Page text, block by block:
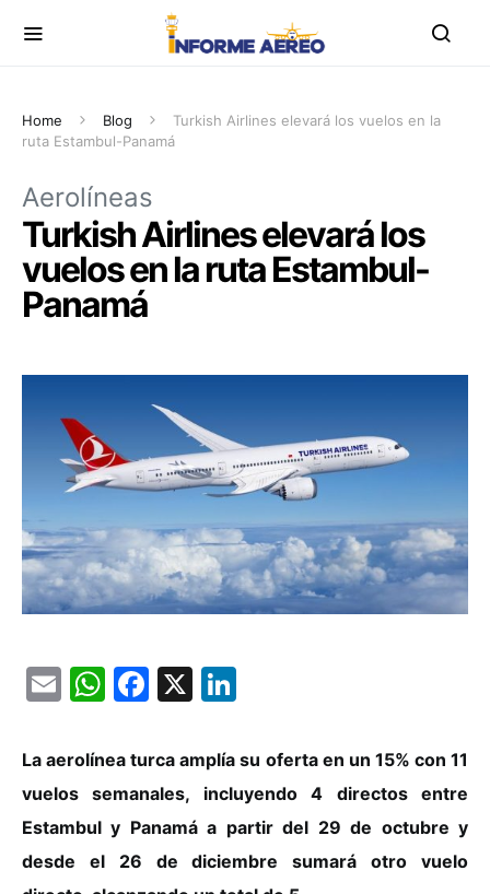
Home Blog
Turkish Airlines elevará los vuelos en la
ruta Estambul-Panamá
Aerolíneas
Turkish Airlines elevará los
vuelos en la ruta Estambul-
Panamá
EmailWhatsApp
Facebook
X
La aerolínea turca amplía su oferta en un 15% con 11
vuelos semanales, incluyendo 4 directos entre
Estambul y Panamá a partir del 29 de octubre y
desde el 26 de diciembre sumará otro vuelo